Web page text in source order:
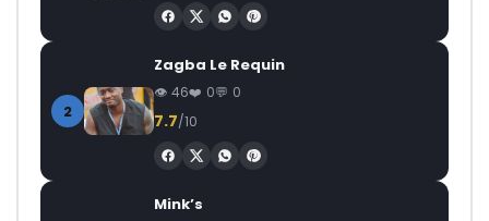
2
Zagba Le Requin
46 0 0
7.7/10
Mink’s